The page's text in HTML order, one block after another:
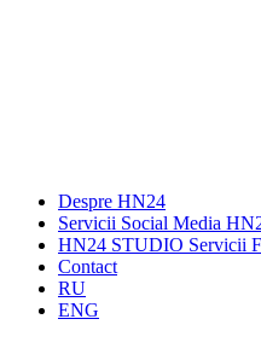
Despre HN24
Servicii Social Media
HN24 STUDIO Servicii
Contact
RU
ENG